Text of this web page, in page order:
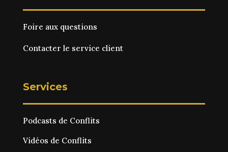
Foire aux questions
Contacter le service client
Services
Podcasts de Conflits
Vidéos de Conflits